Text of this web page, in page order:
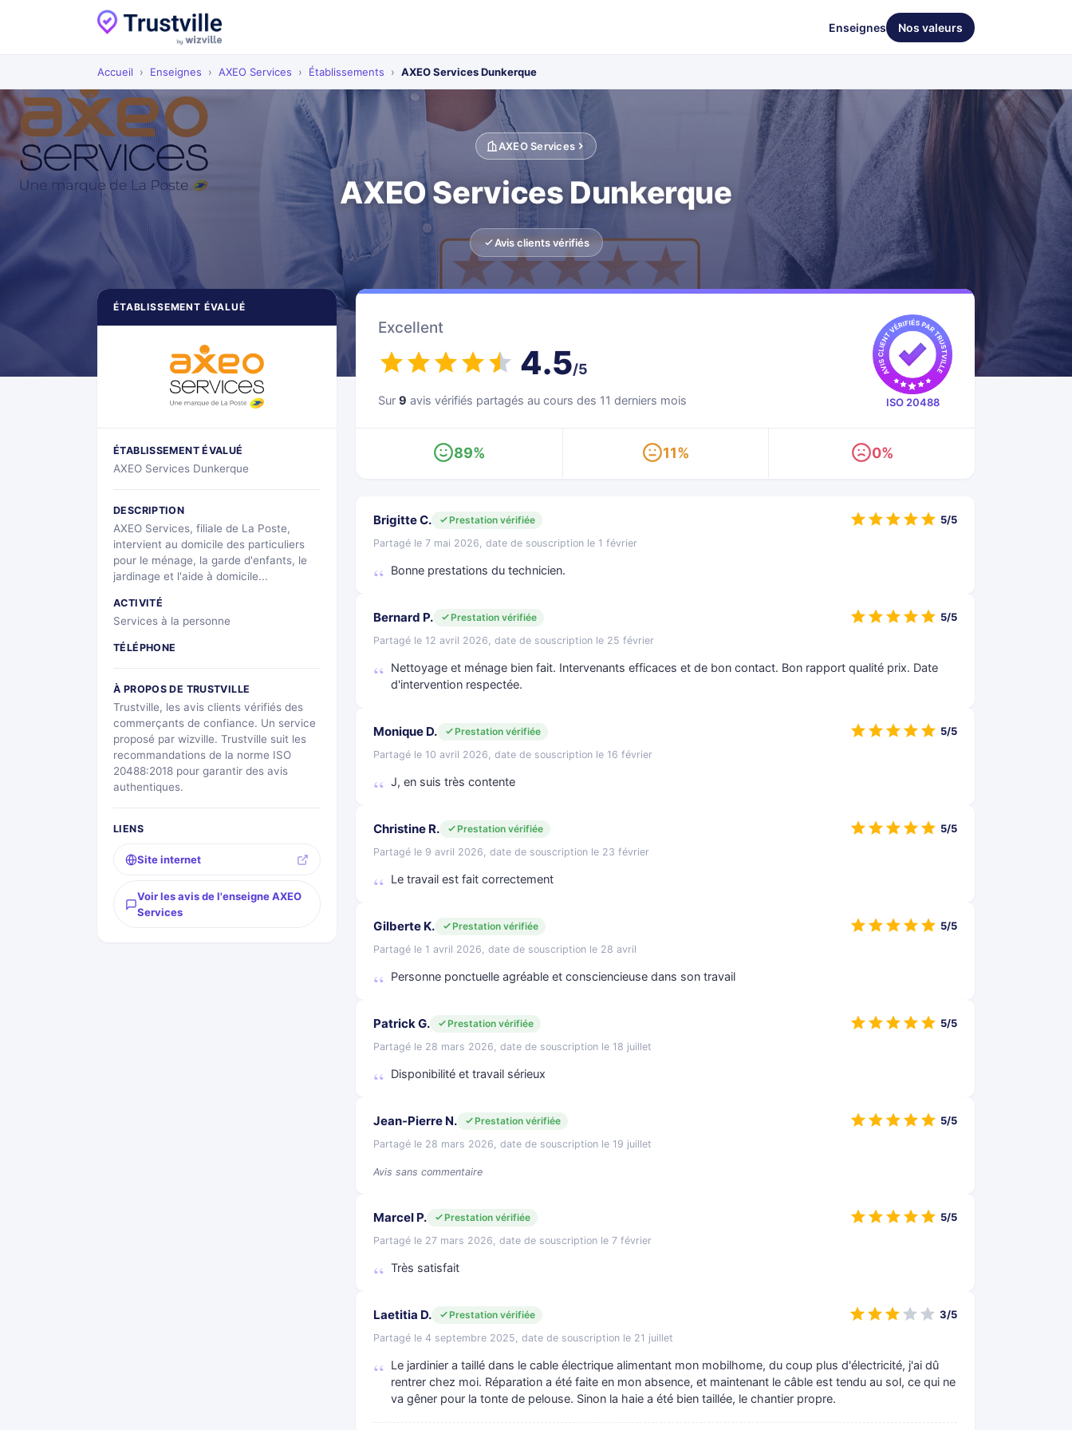
Enseignes Nos valeurs
Accueil › Enseignes › AXEO Services › Établissements › AXEO Services Dunkerque
AXEO Services
AXEO Services Dunkerque
Avis clients vérifiés
ÉTABLISSEMENT ÉVALUÉ
ÉTABLISSEMENT ÉVALUÉ
AXEO Services Dunkerque
DESCRIPTION
AXEO Services, filiale de La Poste,
intervient au domicile des particuliers
pour le ménage, la garde d'enfants, le
jardinage et l'aide à domicile...
ACTIVITÉ
Services à la personne
TÉLÉPHONE
À PROPOS DE TRUSTVILLE
Trustville, les avis clients vérifiés des
commerçants de confiance. Un service
proposé par wizville. Trustville suit les
recommandations de la norme ISO
20488:2018 pour garantir des avis
authentiques.
LIENS
Site internet
Voir les avis de l'enseigne AXEO
Services
Excellent
4.5/5
Sur 9 avis vérifiés partagés au cours des 11 derniers mois ISO 20488
89% 11% 0%
Brigitte C.
Prestation vérifiée
Partagé le 7 mai 2026, date de souscription le 1 février
Bonne prestations du technicien.
5/5
Bernard P.
Prestation vérifiée
Partagé le 12 avril 2026, date de souscription le 25 février
Nettoyage et ménage bien fait. Intervenants efficaces et de bon contact. Bon rapport qualité prix. Date
d'intervention respectée.
5/5
Monique D.
Prestation vérifiée
Partagé le 10 avril 2026, date de souscription le 16 février
J, en suis très contente
5/5
Christine R.
Prestation vérifiée
Partagé le 9 avril 2026, date de souscription le 23 février
Le travail est fait correctement
5/5
Gilberte K.
Prestation vérifiée
Partagé le 1 avril 2026, date de souscription le 28 avril
Personne ponctuelle agréable et consciencieuse dans son travail
5/5
Patrick G.
Prestation vérifiée
Partagé le 28 mars 2026, date de souscription le 18 juillet
Disponibilité et travail sérieux
5/5
Jean-Pierre N.
Prestation vérifiée
Partagé le 28 mars 2026, date de souscription le 19 juillet
Avis sans commentaire
5/5
Marcel P.
Prestation vérifiée
Partagé le 27 mars 2026, date de souscription le 7 février
Très satisfait
5/5
Laetitia D.
Prestation vérifiée
Partagé le 4 septembre 2025, date de souscription le 21 juillet
Le jardinier a taillé dans le cable électrique alimentant mon mobilhome, du coup plus d'électricité, j'ai dû
rentrer chez moi. Réparation a été faite en mon absence, et maintenant le câble est tendu au sol, ce qui ne
va gêner pour la tonte de pelouse. Sinon la haie a été bien taillée, le chantier propre.
3/5